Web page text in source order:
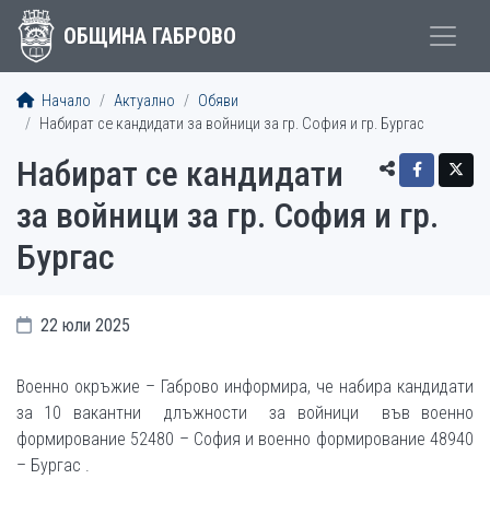
ОБЩИНА ГАБРОВО
Начало Актуално
Обяви
Набират се кандидати за войници за гр. София и гр. Бургас
Набират се кандидати
за войници за гр. София и гр.
Бургас
22 юли 2025
Военно окръжие – Габрово информира, че набира кандидати
за 10 вакантни длъжности за войници във военно
формирование 52480 – София и военно формирование 48940
– Бургас .